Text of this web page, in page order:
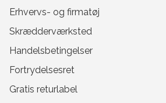
Erhvervs- og firmatøj
Skrædderværksted
Handelsbetingelser
Fortrydelsesret
Gratis returlabel